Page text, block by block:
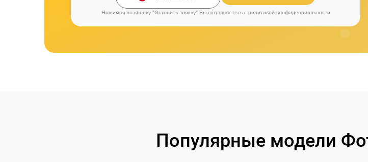
Нажимая на кнопку "Оставить заявку" Вы соглашаетесь c политикой конфиденциальности
Популярные модели